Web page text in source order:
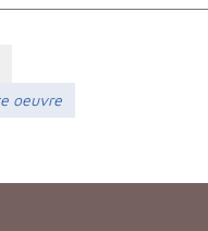
oeuvre